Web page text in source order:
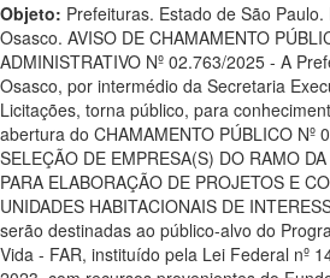
Objeto: Prefeituras. Estado de São
Osasco. AVISO DE CHAMAMENTO
ADMINISTRATIVO Nº 02.763/2025 - A
Osasco, por intermédio da Secretaria
Licitações, torna público, para
abertura do CHAMAMENTO PÚBLICO Nº
SELEÇÃO DE EMPRESA(S) DO RAMO
PARA ELABORAÇÃO DE PROJETOS E
UNIDADES HABITACIONAIS DE
serão destinadas ao público-alvo do
Vida - FAR, instituído pela Lei Federal nº